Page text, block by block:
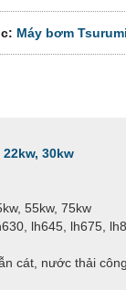
Máy bơm
30kw
55kw, 75kw
lh645, lh675,
cát, nước thải